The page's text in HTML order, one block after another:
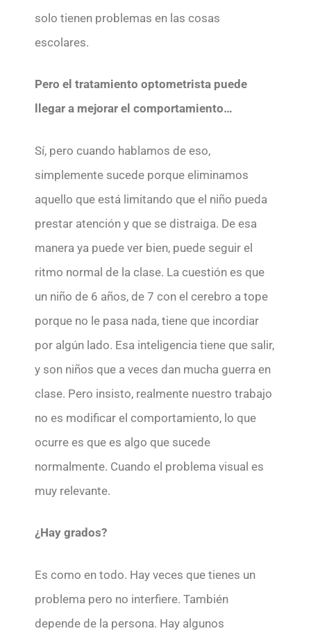
solo tienen problemas en las cosas
escolares.
Pero el tratamiento optometrista puede
llegar a mejorar el comportamiento…
Sí, pero cuando hablamos de eso,
simplemente sucede porque eliminamos
aquello que está limitando que el niño pueda
prestar atención y que se distraiga. De esa
manera ya puede ver bien, puede seguir el
ritmo normal de la clase. La cuestión es que
un niño de 6 años, de 7 con el cerebro a tope
porque no le pasa nada, tiene que incordiar
por algún lado. Esa inteligencia tiene que salir,
y son niños que a veces dan mucha guerra en
clase. Pero insisto, realmente nuestro trabajo
no es modificar el comportamiento, lo que
ocurre es que es algo que sucede
normalmente. Cuando el problema visual es
muy relevante.
¿Hay grados?
Es como en todo. Hay veces que tienes un
problema pero no interfiere. También
depende de la persona. Hay algunos